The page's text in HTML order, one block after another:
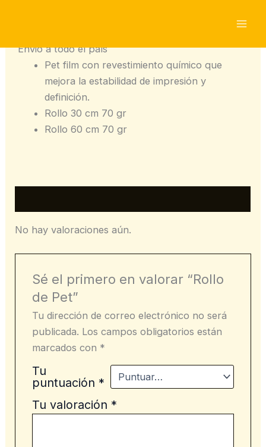
Envió a todo el país
Pet film con revestimiento químico que
mejora la estabilidad de impresión y
definición.
Rollo 30 cm 70 gr
Rollo 60 cm 70 gr
No hay valoraciones aún.
Sé el primero en valorar “Rollo
de Pet”
Tu dirección de correo electrónico no será
publicada. Los campos obligatorios están
marcados con *
Tu
puntuación *
Tu valoración *